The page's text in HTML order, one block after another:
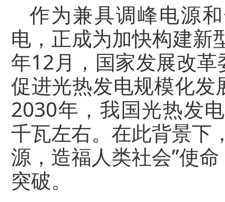
作为兼具调峰电源
电，正成为加快构建新
年12月，国家发展改
促进光热发电规模化
2030年，我国光热发
千瓦左右。在此背景下
源，造福人类社会”使
突破。